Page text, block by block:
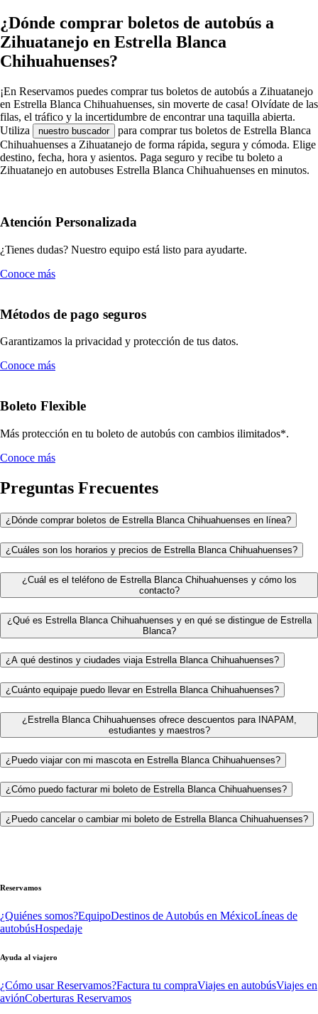
¿Dónde comprar boletos de autobús a
Zihuatanejo en Estrella Blanca
Chihuahuenses?
¡En Reservamos puedes comprar tus boletos de autobús a Zihuatanejo
en Estrella Blanca Chihuahuenses, sin moverte de casa! Olvídate de las
filas, el tráfico y la incertidumbre de encontrar una taquilla abierta.
Utiliza
nuestro buscador
para comprar tus boletos de Estrella Blanca
Chihuahuenses a Zihuatanejo de forma rápida, segura y cómoda. Elige
destino, fecha, hora y asientos. Paga seguro y recibe tu boleto a
Zihuatanejo en autobuses Estrella Blanca Chihuahuenses en minutos.
Atención Personalizada
¿Tienes dudas? Nuestro equipo está listo para ayudarte.
Conoce más
Métodos de pago seguros
Garantizamos la privacidad y protección de tus datos.
Conoce más
Boleto Flexible
Más protección en tu boleto de autobús con cambios ilimitados*.
Conoce más
Preguntas Frecuentes
¿Dónde comprar boletos de Estrella Blanca Chihuahuenses en línea?
¿Cuáles son los horarios y precios de Estrella Blanca Chihuahuenses?
¿Cuál es el teléfono de Estrella Blanca Chihuahuenses y cómo los
contacto?
¿Qué es Estrella Blanca Chihuahuenses y en qué se distingue de Estrella
Blanca?
¿A qué destinos y ciudades viaja Estrella Blanca Chihuahuenses?
¿Cuánto equipaje puedo llevar en Estrella Blanca Chihuahuenses?
¿Estrella Blanca Chihuahuenses ofrece descuentos para INAPAM,
estudiantes y maestros?
¿Puedo viajar con mi mascota en Estrella Blanca Chihuahuenses?
¿Cómo puedo facturar mi boleto de Estrella Blanca Chihuahuenses?
¿Puedo cancelar o cambiar mi boleto de Estrella Blanca Chihuahuenses?
Reservamos
¿Quiénes somos?EquipoDestinos de Autobús en MéxicoLíneas de
autobúsHospedaje
Ayuda al viajero
¿Cómo usar Reservamos?Factura tu compraViajes en autobúsViajes en
aviónCoberturas Reservamos